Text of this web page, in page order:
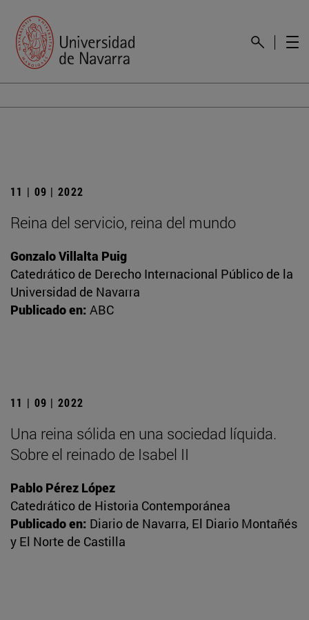
11 | 09 | 2022
Reina del servicio, reina del mundo
Gonzalo Villalta Puig
Catedrático de Derecho Internacional Público de la
Universidad de Navarra
Publicado en: ABC
11 | 09 | 2022
Una reina sólida en una sociedad líquida.
Sobre el reinado de Isabel II
Pablo Pérez López
Catedrático de Historia Contemporánea
Publicado en: Diario de Navarra, El Diario Montañés
y El Norte de Castilla